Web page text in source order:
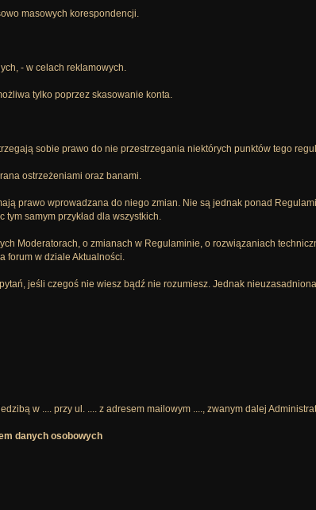
masowych korespondencji.
- w celach reklamowych.
tylko poprzez skasowanie konta.
sobie prawo do nie przestrzegania niektórych punktów tego
ostrzeżeniami oraz banami.
prawo wprowadzana do niego zmian. Nie są jednak ponad
samym przykład dla wszystkich.
Moderatorach, o zmianach w Regulaminie, o rozwiązaniach
forum w dziale Aktualności.
jeśli czegoś nie wiesz bądź nie rozumiesz. Jednak
w .... przy ul. .... z adresem mailowym ...., zwanym dalej
danych osobowych